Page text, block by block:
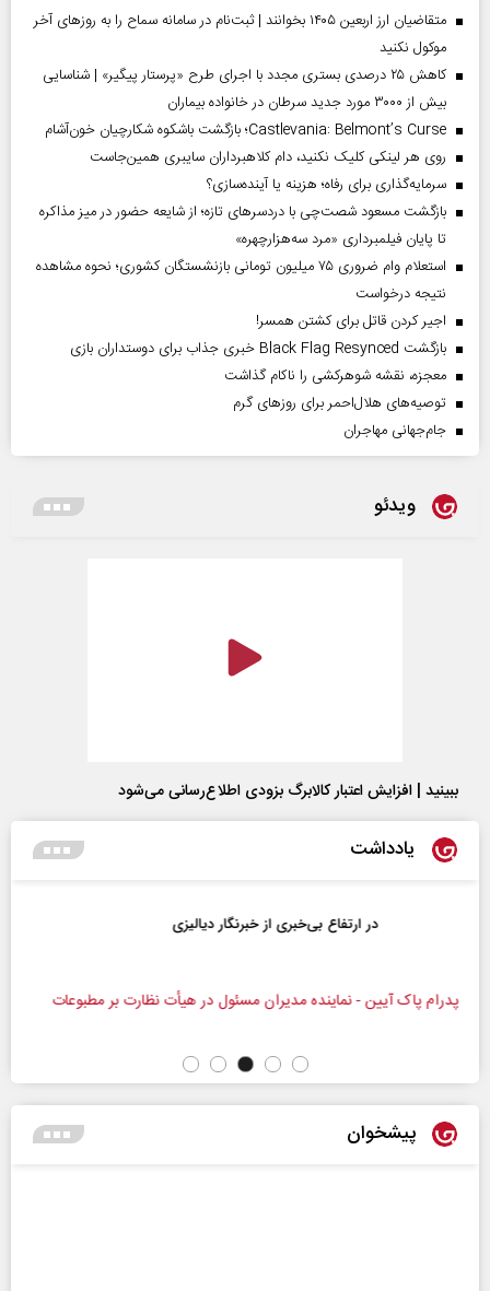
متقاضیان ارز اربعین ۱۴۰۵ بخوانند | ثبت‌نام در سامانه سماح را به روز‌های آخر
موکول نکنید
کاهش ۲۵ درصدی بستری مجدد با اجرای طرح «پرستار پیگیر» | شناسایی
بیش از ۳۰۰۰ مورد جدید سرطان در خانواده بیماران
Castlevania: Belmont’s Curse؛ بازگشت باشکوه شکارچیان خون‌آشام
روی هر لینکی کلیک نکنید، دام کلاهبرداران سایبری همین‌جاست
سرمایه‌گذاری برای رفاه؛ هزینه یا آینده‌سازی؟
بازگشت مسعود شصت‌چی با دردسر‌های تازه؛ از شایعه حضور در میز مذاکره
تا پایان فیلمبرداری «مرد سه‌هزارچهره»
استعلام وام ضروری ۷۵ میلیون تومانی بازنشستگان کشوری؛ نحوه مشاهده
نتیجه درخواست
اجیر کردن قاتل برای کشتن همسر!
بازگشت Black Flag Resynced خبری جذاب برای دوستداران بازی
معجزه، نقشه شوهرکشی را ناکام گذاشت
توصیه‌های هلال‌احمر برای روز‌های گرم
جام‌جهانی مهاجران
ویدئو
ببینید | افزایش اعتبار کالابرگ بزودی اطلاع‌رسانی می‌شود
یادداشت
در ارتفاع بی‌خبری از خبرنگار دیالیزی
پدرام پاک آیین - نماینده مدیران مسئول در هیأت نظارت بر مطبوعات
پیشخوان